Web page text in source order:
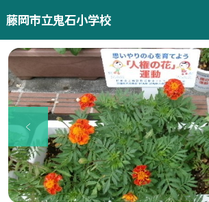
藤岡市立鬼石小学校